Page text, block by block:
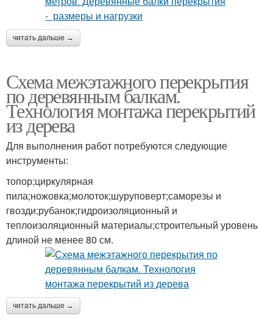
читать дальше →
Схема межэтажного перекрытия
по деревянным балкам.
Технология монтажа перекрытий
из дерева
Для выполнения работ потребуются следующие
инструменты:
топор;циркулярная
пила;ножовка;молоток;шуруповерт;саморезы и
гвозди;рубанок;гидроизоляционный и
теплоизоляционный материалы;строительный уровень
длиной не менее 80 см.
читать дальше →